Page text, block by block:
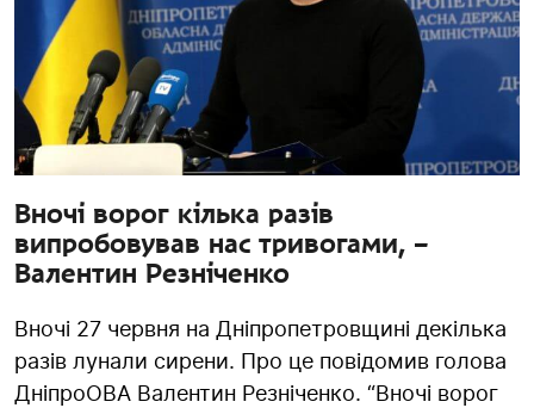
Вночі ворог кілька разів
випробовував нас тривогами, –
Валентин Резніченко
Вночі 27 червня на Дніпропетровщині декілька
разів лунали сирени. Про це повідомив голова
ДніпроОВА Валентин Резніченко. “Вночі ворог